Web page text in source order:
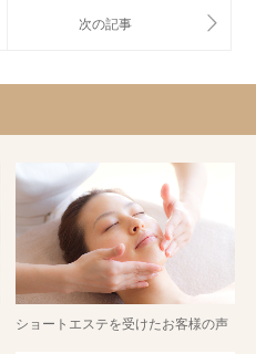
ショートエステを受けたお客様の声